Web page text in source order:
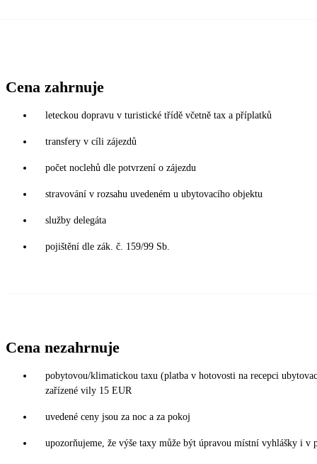
Cena zahrnuje
leteckou dopravu v turistické třídě včetně tax a příplatků
transfery v cíli zájezdů
počet noclehů dle potvrzení o zájezdu
stravování v rozsahu uvedeném u ubytovacího objektu
služby delegáta
pojištění dle zák. č. 159/99 Sb.
Cena nezahrnuje
pobytovou/klimatickou taxu (platba v hotovosti na recepci
zařízené vily 15 EUR
uvedené ceny jsou za noc a za pokoj
upozorňujeme, že výše taxy může být úpravou místní vyhlášky i